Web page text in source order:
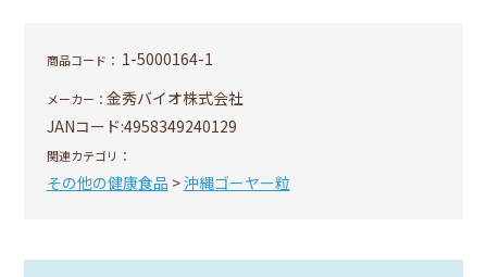
商品コード： 1-5000164-1
メーカー： 金秀バイオ株式会社
JANコード:4958349240129
関連カテゴリ：
その他の健康食品 >沖縄ゴーヤー粒